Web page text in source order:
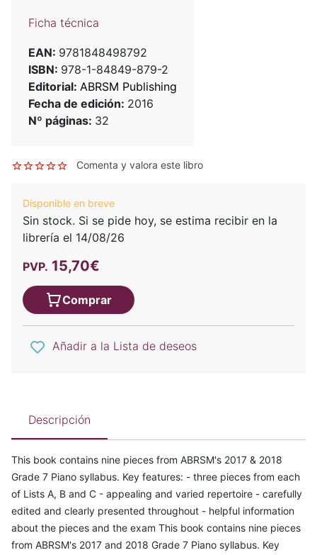
Ficha técnica
EAN: 9781848498792
ISBN: 978-1-84849-879-2
Editorial: ABRSM Publishing
Fecha de edición: 2016
Nº páginas: 32
Comenta y valora este libro
Disponible en breve
Sin stock. Si se pide hoy, se estima recibir en la
librería el 14/08/26
PVP. 15,70€
Comprar
Añadir a la Lista de deseos
Descripción
This book contains nine pieces from ABRSM's 2017 & 2018
Grade 7 Piano syllabus. Key features: - three pieces from each
of Lists A, B and C - appealing and varied repertoire - carefully
edited and clearly presented throughout - helpful information
about the pieces and the exam This book contains nine pieces
from ABRSM's 2017 and 2018 Grade 7 Piano syllabus. Key